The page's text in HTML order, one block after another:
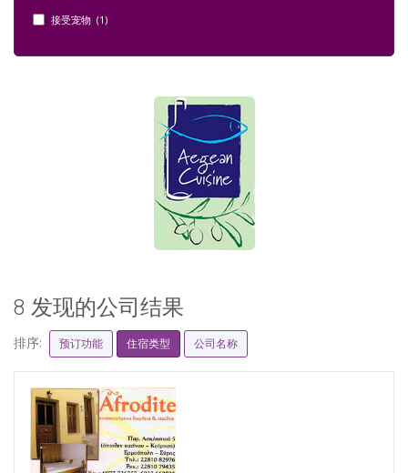
接受宠物 (1)
8 发现的公司结果
排序: 预订功能 住宿类型 公司名称